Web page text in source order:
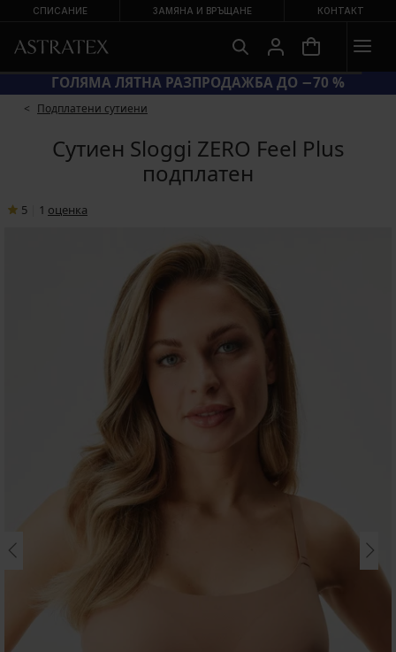
СПИСАНИЕ ЗАМЯНА И ВРЪЩАНЕ КОНТАКТ
ГОЛЯМА ЛЯТНА РАЗПРОДАЖБА ДО −70 %
Подплатени сутиени
Сутиен Sloggi ZERO Feel Plus
подплатен
5 1 oценка